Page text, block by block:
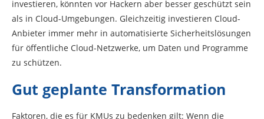
investieren, könnten vor Hackern aber besser geschützt sein
als in Cloud-Umgebungen. Gleichzeitig investieren Cloud-
Anbieter immer mehr in automatisierte Sicherheitslösungen
für öffentliche Cloud-Netzwerke, um Daten und Programme
zu schützen.
Gut geplante Transformation
Faktoren, die es für KMUs zu bedenken gilt: Wenn die